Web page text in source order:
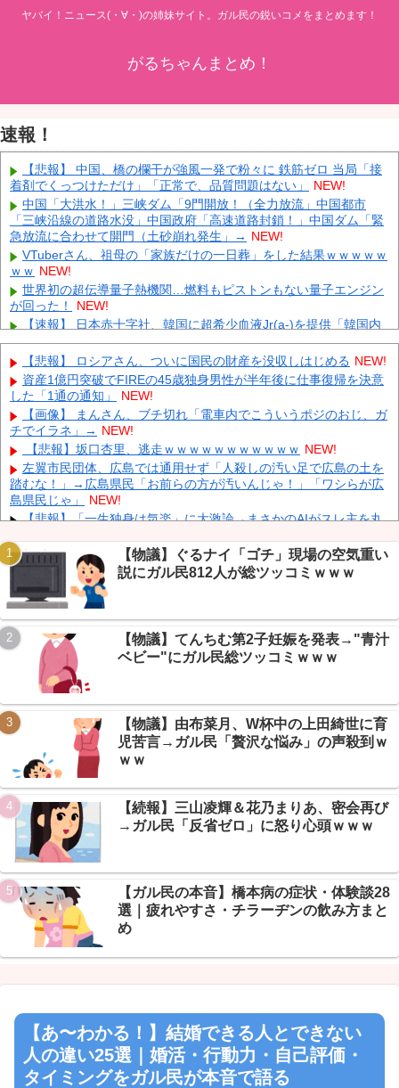
ヤバイ！ニュース(・∀・)の姉妹サイト。ガル民の鋭いコメをまとめます！
がるちゃんまとめ！
速報！
【悲報】 中国、橋の欄干が強風一発で粉々に 鉄筋ゼロ 当局「接
着剤でくっつけただけ」「正常で、品質問題はない」
NEW!
中国「大洪水！」三峡ダム「9門開放！（全力放流」中国都市
「三峡沿線の道路水没」中国政府「高速道路封鎖！」中国ダム「緊
急放流に合わせて開門（土砂崩れ発生」→ NEW!
VTuberさん、祖母の「家族だけの一日葬」をした結果ｗｗｗｗｗ
ｗｗ NEW!
世界初の超伝導量子熱機関…燃料もピストンもない量子エンジン
が回った！
NEW!
【速報】 日本赤十字社、韓国に超希少血液Jr(a-)を提供「韓国内
では適合する血液を確保できなかった」※今回で4回目 NEW!
【画像】 小倉ゆうか(27)さん、7年ぶり『FRIDAY』表紙で神ボデ
ィ大解放 NEW!
日本代表FW前田大然がイプスウィッチ・タウンへ移籍決定！プ
レミアリーグ初挑戦
NEW!
英国人「ようこそ」冨安健洋、クリスタルパレス加入が決定的
に！メディカル検査をパス！現地サポが歓迎！アーセナルファンも
祝福！【海外の反応】 NEW!
キャデラックF1、致命的なブレーキ問題の原因が明らかになるも
解決には至っておらずめども立たず
【画像】 テレ朝の気象予報士さん、意外と小さかった NEW!
Powered by livedoor 相互RSS
【悲報】 ロシアさん、ついに国民の財産を没収しはじめる NEW!
資産1億円突破でFIREの45歳独身男性が半年後に仕事復帰を決意
した「1通の通知」
NEW!
【画像】 まんさん、ブチ切れ「電車内でこういうポジのおじ、ガ
チでイラネ」→ NEW!
【悲報】坂口杏里、逃走ｗｗｗｗｗｗｗｗｗｗｗ NEW!
左翼市民団体、広島では通用せず「人殺しの汚い足で広島の土を
踏むな！」→広島県民「お前らの方が汚いんじゃ！」「ワシらが広
島県民じゃ」
NEW!
【悲報】「一生独身は気楽」に大激論→まさかのAIがスレ主を丸
【悲報】酒飲めない奴はつまらない説→VIPPER大激論、トラン
プの禁酒理由まで判明ｗｗｗ NEW!
【保存版】NGT48現役34人メンバー完全ガイド2026→正規13人
の”逆ピラミッド”がヤバいｗ
【悲報】NGT48板、過疎りすぎて新規の質問1つで大戦争ｗｗｗ
→住民全員「俺も今日から新規です」 NEW!
【悲報】アニソン盆踊り、キモオタに占領される
wwwwwwww
Powered by livedoor 相互RSS
【物議】ぐるナイ「ゴチ」現場の空気重い
説にガル民812人が総ツッコミｗｗｗ
【物議】てんちむ第2子妊娠を発表→"青汁
ベビー"にガル民総ツッコミｗｗｗ
【物議】由布菜月、W杯中の上田綺世に育
児苦言→ガル民「贅沢な悩み」の声殺到ｗ
ｗｗ
【続報】三山凌輝＆花乃まりあ、密会再び
→ガル民「反省ゼロ」に怒り心頭ｗｗｗ
【ガル民の本音】橋本病の症状・体験談28
選｜疲れやすさ・チラーヂンの飲み方まと
め
【あ〜わかる！】結婚できる人とできない
人の違い25選｜婚活・行動力・自己評価・
タイミングをガル民が本音で語る